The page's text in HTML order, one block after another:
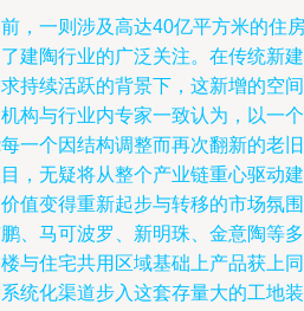
，一则涉及高达40亿平方米的住
建陶行业的广泛关注。在传统新
持续活跃的背景下，这新增的空
构与行业内专家一致认为，以一
一个因结构调整而再次翻新的老
，无疑将从整个产业链重心驱动
值变得重新起步与转移的市场氛
、马可波罗、新明珠、金意陶等
与住宅共用区域基础上产品获上
统化渠道步入这套存量大的工地